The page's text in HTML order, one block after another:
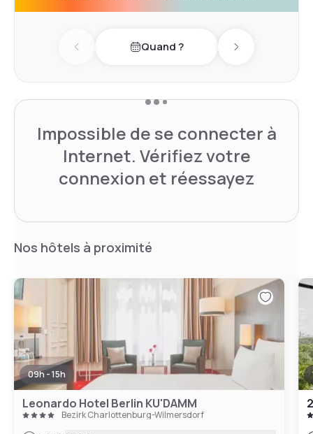
Previous dayQuand ? Next day
Impossible de se connecter à
Internet. Vérifiez votre
connexion et réessayez
Nos hôtels à proximité
09h - 15h
Leonardo Hotel Berlin KU'DAMM
Bezirk Charlottenburg-Wilmersdorf